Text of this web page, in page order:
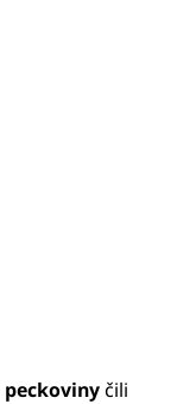
peckovinyčili